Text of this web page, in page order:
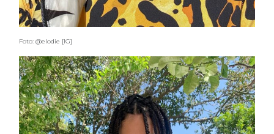
Foto: @elodie [IG]